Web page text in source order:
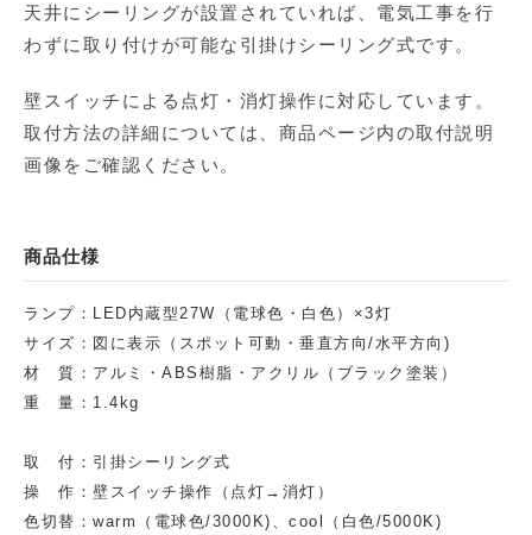
天井にシーリングが設置されていれば、電気工事を行
わずに取り付けが可能な引掛けシーリング式です。
壁スイッチによる点灯・消灯操作に対応しています。
取付方法の詳細については、商品ページ内の取付説明
画像をご確認ください。
商品仕様
ランプ：LED内蔵型27W（電球色・白色）×3灯
サイズ：図に表示（スポット可動・垂直方向/水平方向)
材 質：アルミ・ABS樹脂・アクリル（ブラック塗装）
重 量：1.4kg
取 付：引掛シーリング式
操 作：壁スイッチ操作（点灯→消灯）
色切替：warm（電球色/3000K)、cool（白色/5000K)